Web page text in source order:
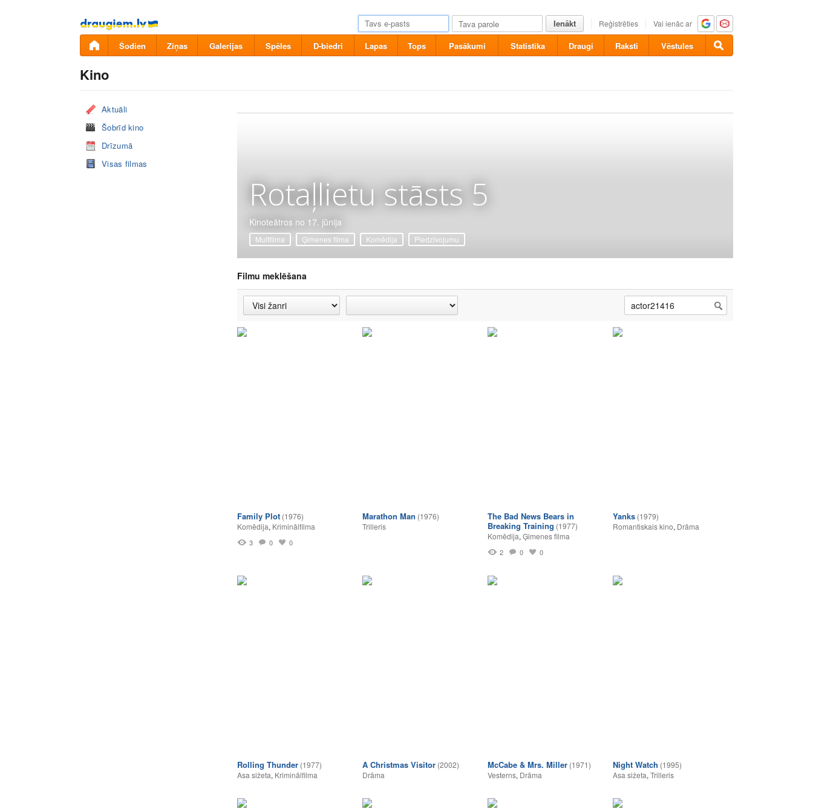
Pāriet
uz
saturu
Ienākt Reģistrēties Vai ienāc ar
Šodien Ziņas Galerijas Spēles D-biedri Lapas Tops Pasākumi Statistika Draugi Raksti Vēstules
Kino
Aktuāli
Šobrīd kino
Drīzumā
Visas filmas
Rotaļlietu stāsts 5
Kinoteātros no 17. jūnija
Multfilma Ģimenes filma Komēdija Piedzīvojumu
Filmu meklēšana
Family Plot (1976)
Komēdija, Kriminālfilma
3 0 0
Marathon Man (1976)
Trilleris
The Bad News Bears in
Breaking Training (1977)
Komēdija, Ģimenes filma
2 0 0
Yanks (1979)
Romantiskais kino, Drāma
Rolling Thunder (1977)
Asa sižeta, Kriminālfilma
A Christmas Visitor (2002)
Drāma
McCabe & Mrs. Miller (1971)
Vesterns, Drāma
Night Watch (1995)
Asa sižeta, Trilleris